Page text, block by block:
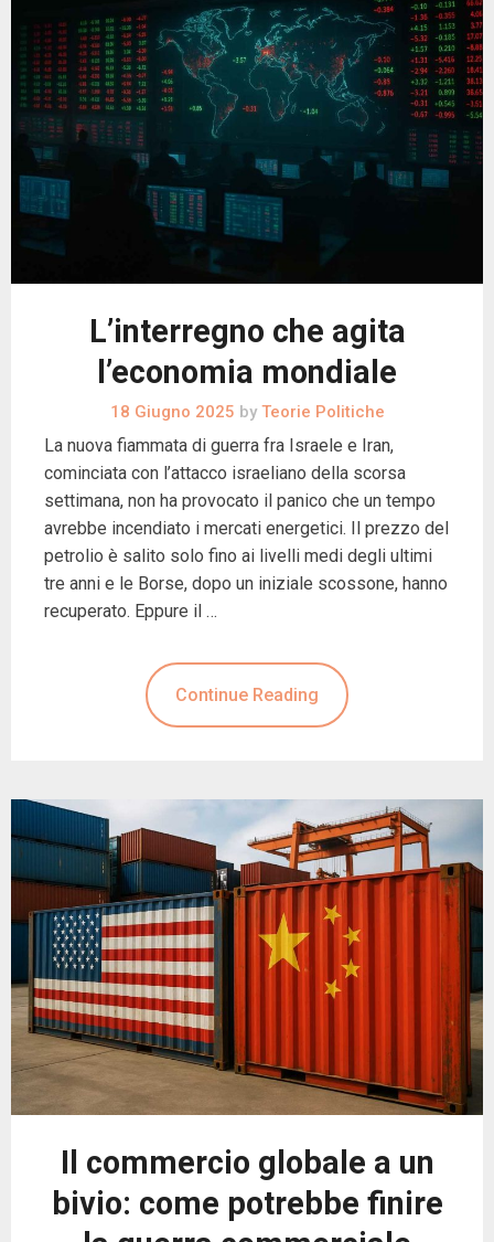
L’interregno che agita
l’economia mondiale
18 Giugno 2025 byTeorie Politiche
La nuova fiammata di guerra fra Israele e Iran,
cominciata con l’attacco israeliano della scorsa
settimana, non ha provocato il panico che un tempo
avrebbe incendiato i mercati energetici. Il prezzo del
petrolio è salito solo fino ai livelli medi degli ultimi
tre anni e le Borse, dopo un iniziale scossone, hanno
recuperato. Eppure il …
Continue Reading
Il commercio globale a un
bivio: come potrebbe finire